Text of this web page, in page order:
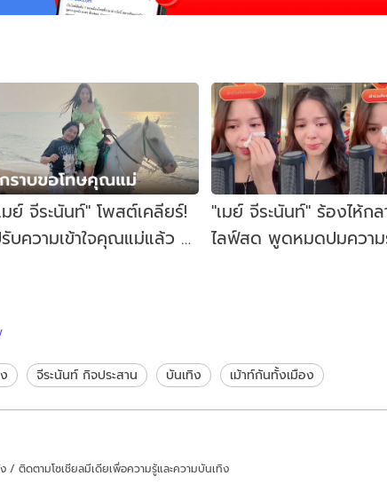
มย์ จีระนันท์" โพสต์เคลียร์!
บความเข้าใจคุณแม่แล้ว ที่
"เมย์ จีระนันท์" ร้องไห้กล
ไลฟ์สด พูดหมดปมความ
จีระนันท์ กิจประสาน บันเทิง เม้าท์กันทั้งเมือง
ติดตามโซเชียลมีเดียเพื่อความรู้และความบันเทิง